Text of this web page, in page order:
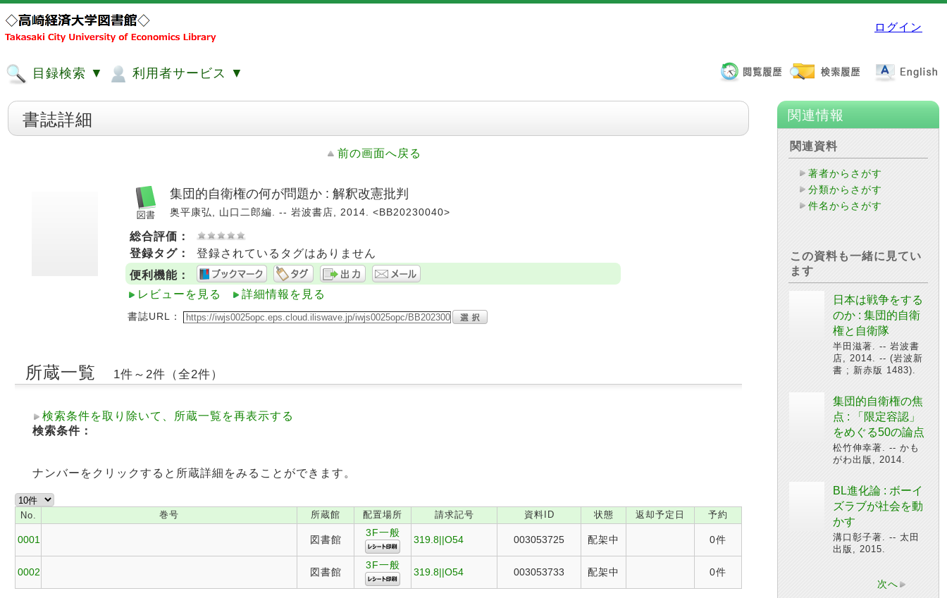
ログイン
目録検索 ▼ 利用者サービス ▼
書誌詳細
前の画面へ戻る
集団的自衛権の何が問題か : 解釈改憲批判
奥平康弘, 山口二郎編. -- 岩波書店, 2014. <BB20230040>
総合評価：
登録タグ：
登録されているタグはありません
便利機能：
レビューを見る
詳細情報を見る
書誌URL：
所蔵一覧 1件～2件（全2件）
検索条件を取り除いて、所蔵一覧を再表示する
検索条件：
ナンバーをクリックすると所蔵詳細をみることができます。
No. 巻号 所蔵館 配置場所 請求記号 資料ID 状態 返却予定日 予約
0001 図書館
3F一般
319.8||O54 003053725 配架中 0件
0002 図書館
3F一般
319.8||O54 003053733 配架中 0件
関連情報
関連資料
著者からさがす
分類からさがす
件名からさがす
この資料も一緒に見てい
ます
日本は戦争をする
のか : 集団的自衛
権と自衛隊
半田滋著. -- 岩波書
店, 2014. -- (岩波新
書 ; 新赤版 1483).
集団的自衛権の焦
点 : 「限定容認」
をめぐる50の論点
松竹伸幸著. -- かも
がわ出版, 2014.
BL進化論 : ボーイ
ズラブが社会を動
かす
溝口彰子著. -- 太田
出版, 2015.
次へ